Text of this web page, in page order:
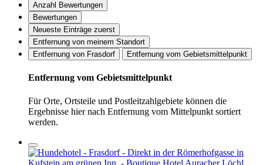
Anzahl Bewertungen
Bewertungen
Neueste Einträge zuerst
Entfernung von meinem Standort
Entfernung von Frasdorf
Entfernung vom Gebietsmittelpunkt
Entfernung vom Gebietsmittelpunkt
Für Orte, Ortsteile und Postleitzahlgebiete können die
Ergebnisse hier nach Entfernung vom Mittelpunkt sortiert
werden.